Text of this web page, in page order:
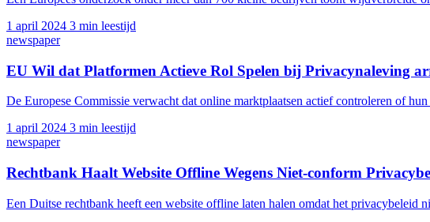
1 april 2024 3 min leestijd
newspaper
EU Wil dat Platformen Actieve Rol Spelen bij Privacynaleving
De Europese Commissie verwacht dat online marktplaatsen actief controleren of
1 april 2024 3 min leestijd
newspaper
Rechtbank Haalt Website Offline Wegens Niet-conform
Een Duitse rechtbank heeft een website offline laten halen omdat het privacybeleid